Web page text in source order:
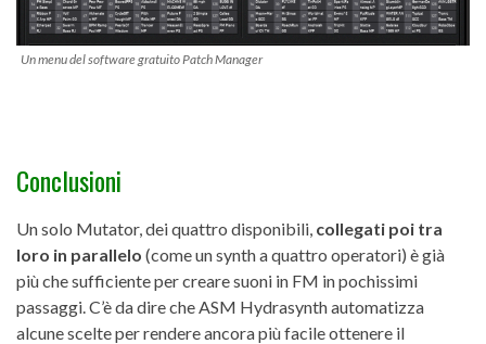
Un menu del software gratuito Patch Manager
Conclusioni
Un solo Mutator, dei quattro disponibili, collegati poi tra
loro in parallelo (come un synth a quattro operatori) è già
più che sufficiente per creare suoni in FM in pochissimi
passaggi. C’è da dire che ASM Hydrasynth automatizza
alcune scelte per rendere ancora più facile ottenere il